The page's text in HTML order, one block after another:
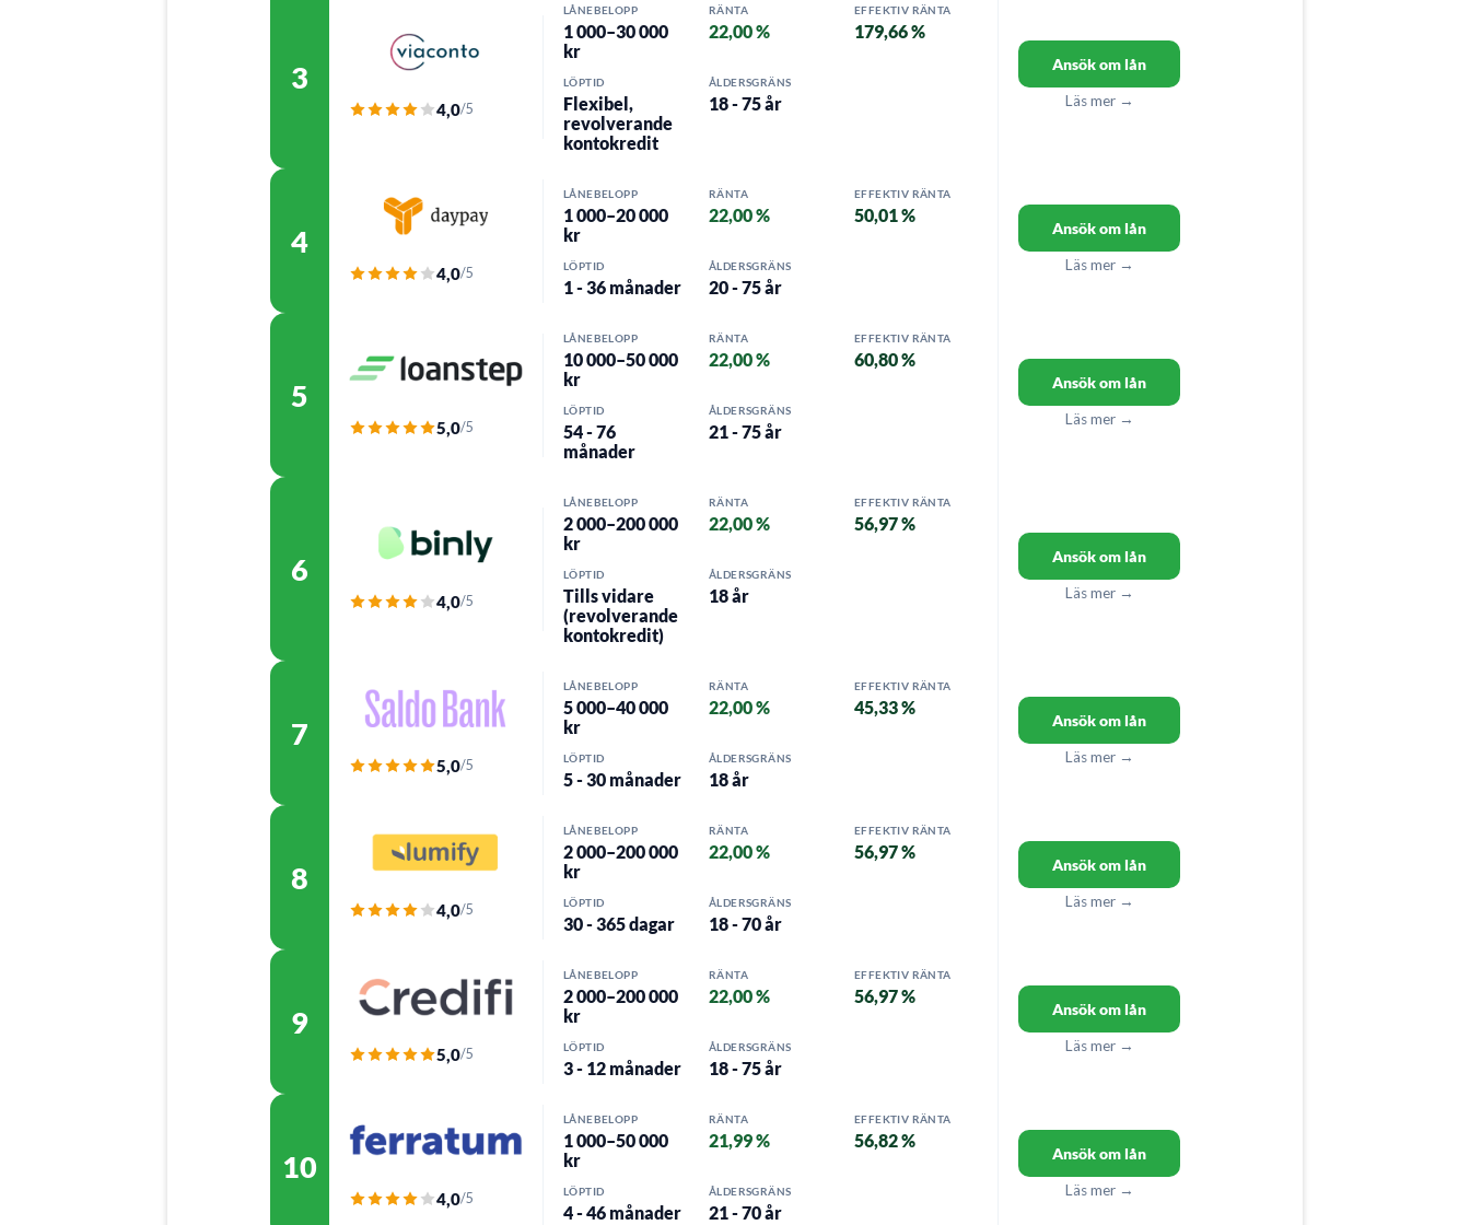
3
4,0/5
LÅNEBELOPP
1 000–30 000
kr
RÄNTA
22,00 %
EFFEKTIV RÄNTA
179,66 %
LÖPTID
Flexibel,
revolverande
kontokredit
ÅLDERSGRÄNS
18 - 75 år
Ansök om lån
Läs mer →
4
4,0/5
LÅNEBELOPP
1 000–20 000
kr
RÄNTA
22,00 %
EFFEKTIV RÄNTA
50,01 %
LÖPTID
1 - 36 månader
ÅLDERSGRÄNS
20 - 75 år
Ansök om lån
Läs mer →
5
5,0/5
LÅNEBELOPP
10 000–50 000
kr
RÄNTA
22,00 %
EFFEKTIV RÄNTA
60,80 %
LÖPTID
54 - 76
månader
ÅLDERSGRÄNS
21 - 75 år
Ansök om lån
Läs mer →
6
4,0/5
LÅNEBELOPP
2 000–200 000
kr
RÄNTA
22,00 %
EFFEKTIV RÄNTA
56,97 %
LÖPTID
Tills vidare
(revolverande
kontokredit)
ÅLDERSGRÄNS
18 år
Ansök om lån
Läs mer →
7
5,0/5
LÅNEBELOPP
5 000–40 000
kr
RÄNTA
22,00 %
EFFEKTIV RÄNTA
45,33 %
LÖPTID
5 - 30 månader
ÅLDERSGRÄNS
18 år
Ansök om lån
Läs mer →
8
4,0/5
LÅNEBELOPP
2 000–200 000
kr
RÄNTA
22,00 %
EFFEKTIV RÄNTA
56,97 %
LÖPTID
30 - 365 dagar
ÅLDERSGRÄNS
18 - 70 år
Ansök om lån
Läs mer →
9
5,0/5
LÅNEBELOPP
2 000–200 000
kr
RÄNTA
22,00 %
EFFEKTIV RÄNTA
56,97 %
LÖPTID
3 - 12 månader
ÅLDERSGRÄNS
18 - 75 år
Ansök om lån
Läs mer →
10
4,0/5
LÅNEBELOPP
1 000–50 000
kr
RÄNTA
21,99 %
EFFEKTIV RÄNTA
56,82 %
LÖPTID
4 - 46 månader
ÅLDERSGRÄNS
21 - 70 år
Ansök om lån
Läs mer →